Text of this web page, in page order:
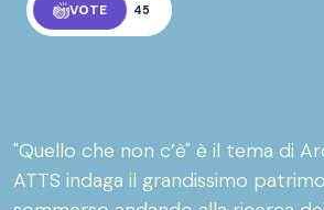
VOTE 45
"Quello che non c’è" è il tema di
ATTS indaga il grandissimo